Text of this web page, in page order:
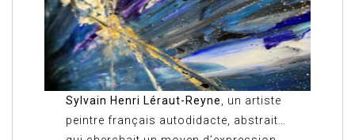
Sylvain Henri Léraut-Reyne
, un artiste
peintre français autodidacte, abstrait…